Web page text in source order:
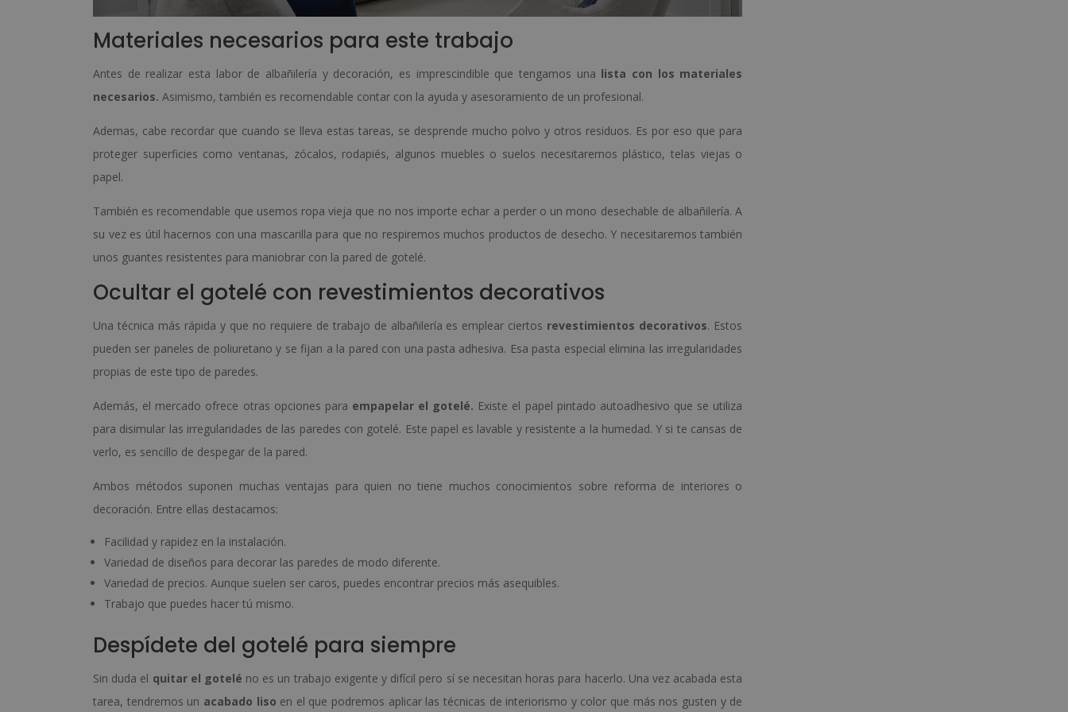
Materiales necesarios para este trabajo
Antes de realizar esta labor de albañilería y decoración, es imprescindible que tengamos una lista con los materiales
necesarios. Asimismo, también es recomendable contar con la ayuda y asesoramiento de un profesional.
Ademas, cabe recordar que cuando se lleva estas tareas, se desprende mucho polvo y otros residuos. Es por eso que para
proteger superficies como ventanas, zócalos, rodapiés, algunos muebles o suelos necesitaremos plástico, telas viejas o
papel.
También es recomendable que usemos ropa vieja que no nos importe echar a perder o un mono desechable de albañilería. A
su vez es útil hacernos con una mascarilla para que no respiremos muchos productos de desecho. Y necesitaremos también
unos guantes resistentes para maniobrar con la pared de gotelé.
Ocultar el gotelé con revestimientos decorativos
Una técnica más rápida y que no requiere de trabajo de albañilería es emplear ciertos revestimientos decorativos. Estos
pueden ser paneles de poliuretano y se fijan a la pared con una pasta adhesiva. Esa pasta especial elimina las irregularidades
propias de este tipo de paredes.
Además, el mercado ofrece otras opciones para empapelar el gotelé. Existe el papel pintado autoadhesivo que se utiliza
para disimular las irregularidades de las paredes con gotelé. Este papel es lavable y resistente a la humedad. Y si te cansas de
verlo, es sencillo de despegar de la pared.
Ambos métodos suponen muchas ventajas para quien no tiene muchos conocimientos sobre reforma de interiores o
decoración. Entre ellas destacamos:
Facilidad y rapidez en la instalación.
Variedad de diseños para decorar las paredes de modo diferente.
Variedad de precios. Aunque suelen ser caros, puedes encontrar precios más asequibles.
Trabajo que puedes hacer tú mismo.
Despídete del gotelé para siempre
Sin duda el quitar el gotelé no es un trabajo exigente y difícil pero sí se necesitan horas para hacerlo. Una vez acabada esta
tarea, tendremos un acabado liso en el que podremos aplicar las técnicas de interiorismo y color que más nos gusten y de